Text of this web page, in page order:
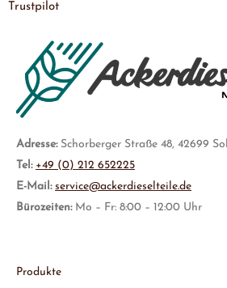
Trustpilot
Adresse:Schorberger Straße 48, 42699
Tel: +49 (0) 212 652225
E-Mail: service@ackerdieselteile.de
Bürozeiten:Mo – Fr: 8:00 – 12:00 Uhr
Produkte